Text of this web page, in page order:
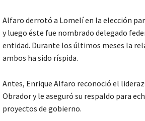
Alfaro derrotó a Lomelí en la elección
y luego éste fue nombrado delegado
entidad. Durante los últimos meses la
ambos ha sido ríspida.
Antes, Enrique Alfaro reconoció el
Obrador y le aseguró su respaldo para
proyectos de gobierno.